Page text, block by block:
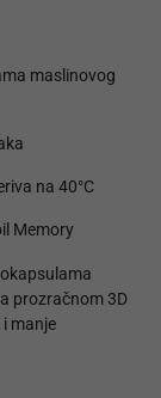
maslinovog
na 40°C
Memory
prozračnom 3D
manje